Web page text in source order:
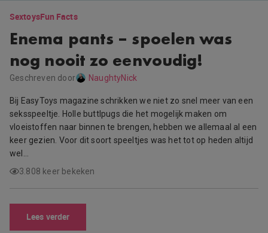
SextoysFun Facts
Enema pants – spoelen was
nog nooit zo eenvoudig!
Geschreven door NaughtyNick
Bij EasyToys magazine schrikken we niet zo snel meer van een
seksspeeltje. Holle buttlpugs die het mogelijk maken om
vloeistoffen naar binnen te brengen, hebben we allemaal al een
keer gezien. Voor dit soort speeltjes was het tot op heden altijd
wel…
3.808 keer bekeken
Lees verder